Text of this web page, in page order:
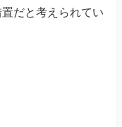
だと考えられてい